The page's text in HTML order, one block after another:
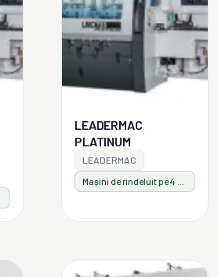
LEADERMAC
PLATINUM
LEADERMAC